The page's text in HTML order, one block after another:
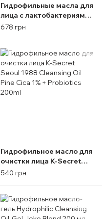
Гидрофильные масла для
лица с лактобактериями
MEDI-PEEL Red Lacto
678 грн
Гидрофильное масло для
очистки лица K-Secret
Seoul 1988 Cleansing Oil
540 грн